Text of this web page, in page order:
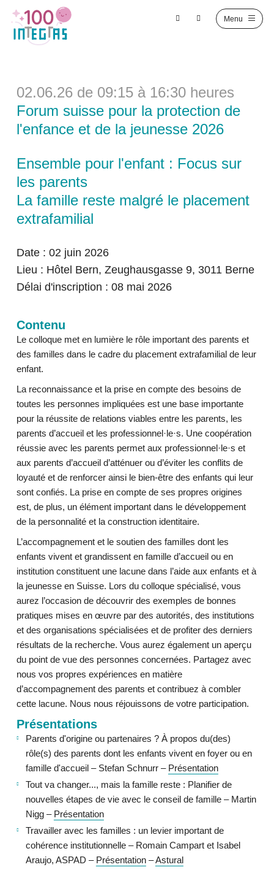
02.06.26 de 09:15 à 16:30 heures
Forum suisse pour la protection de
l'enfance et de la jeunesse 2026
Ensemble pour l'enfant : Focus sur
les parents
La famille reste malgré le placement
extrafamilial
Date : 02 juin 2026
Lieu : Hôtel Bern, Zeughausgasse 9, 3011 Berne
Délai d'inscription : 08 mai 2026
Contenu
Le colloque met en lumière le rôle important des parents et
des familles dans le cadre du placement extrafamilial de leur
enfant.
La reconnaissance et la prise en compte des besoins de
toutes les personnes impliquées est une base importante
pour la réussite de relations viables entre les parents, les
parents d’accueil et les professionnel·le·s. Une coopération
réussie avec les parents permet aux professionnel·le·s et
aux parents d’accueil d’atténuer ou d’éviter les conflits de
loyauté et de renforcer ainsi le bien-être des enfants qui leur
sont confiés. La prise en compte de ses propres origines
est, de plus, un élément important dans le développement
de la personnalité et la construction identitaire.
L’accompagnement et le soutien des familles dont les
enfants vivent et grandissent en famille d’accueil ou en
institution constituent une lacune dans l’aide aux enfants et à
la jeunesse en Suisse. Lors du colloque spécialisé, vous
aurez l’occasion de découvrir des exemples de bonnes
pratiques mises en œuvre par des autorités, des institutions
et des organisations spécialisées et de profiter des derniers
résultats de la recherche. Vous aurez également un aperçu
du point de vue des personnes concernées. Partagez avec
nous vos propres expériences en matière
d’accompagnement des parents et contribuez à combler
cette lacune. Nous nous réjouissons de votre participation.
Présentations
Parents d'origine ou partenaires ? À propos du(des)
rôle(s) des parents dont les enfants vivent en foyer ou en
famille d'accueil – Stefan Schnurr – Présentation
Tout va changer..., mais la famille reste : Planifier de
nouvelles étapes de vie avec le conseil de famille – Martin
Nigg – Présentation
Travailler avec les familles : un levier important de
cohérence institutionnelle – Romain Campart et Isabel
Araujo, ASPAD – Présentation–Astural